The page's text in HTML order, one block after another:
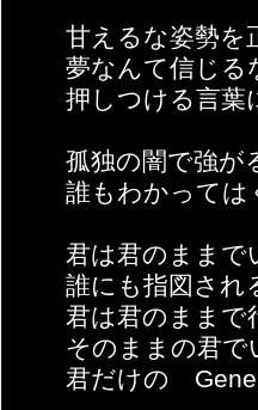
甘えるな姿勢を
夢なんて信じる
押しつける言葉
孤独の闇で強が
誰もわかっては
君は君のままで
誰にも指図され
君は君のままで
そのままの君で
君だけの